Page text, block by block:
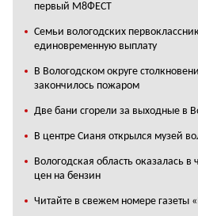
первый М8ФЕСТ
Cемьи вологодских
единовременную выплату
В Вологодском округе
закончилось пожаром
Две бани сгорели за выходные в
В центре Сианя открылся музей
Вологодская область оказалась
цен на бензин
Читайте в свежем номере газеты